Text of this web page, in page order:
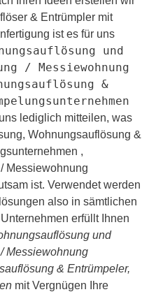
& Entrümpler mit
ist es für uns
und
/ Messiewohnung
&
lediglich mitteilen, was
Wohnungsauflösung &
,
Messiewohnung
ist. Verwendet werden
also in sämtlichen
erfüllt Ihnen
und
Messiewohnung
& Entrümpeler,
mit Vergnügen Ihre